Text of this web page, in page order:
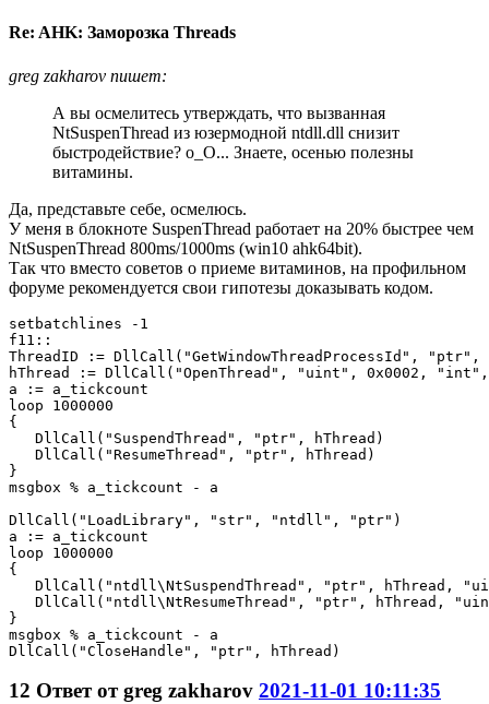
Re: AHK: Заморозка Threads
greg zakharov пишет:
А вы осмелитесь утверждать, что вызванная
NtSuspenThread из юзермодной ntdll.dll снизит
быстродействие? о_О... Знаете, осенью полезны
витамины.
Да, представьте себе, осмелюсь.
У меня в блокноте SuspenThread работает на 20% быстрее чем
NtSuspenThread 800ms/1000ms (win10 ahk64bit).
Так что вместо советов о приеме витаминов, на профильном
форуме рекомендуется свои гипотезы доказывать кодом.
setbatchlines -1
f11::
ThreadID := DllCall("GetWindowThreadProcessId",
hThread := DllCall("OpenThread", "uint", 0x0002,
a := a_tickcount
loop 1000000
{
   DllCall("SuspendThread", "ptr", hThread)
   DllCall("ResumeThread", "ptr", hThread)
}
msgbox % a_tickcount - a
DllCall("LoadLibrary", "str", "ntdll", "ptr")
a := a_tickcount
loop 1000000
{
DllCall("ntdll\NtSuspendThread", "ptr", hThread,
DllCall("ntdll\NtResumeThread", "ptr", hThread,
}
msgbox % a_tickcount - a
DllCall("CloseHandle", "ptr", hThread)
12 Ответ отgreg zakharov 2021-11-01 10:11:35